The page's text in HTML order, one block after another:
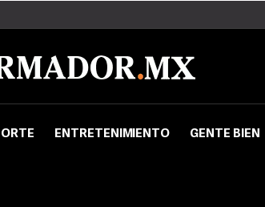
ENTRETENIMIENTO GENTE BIEN